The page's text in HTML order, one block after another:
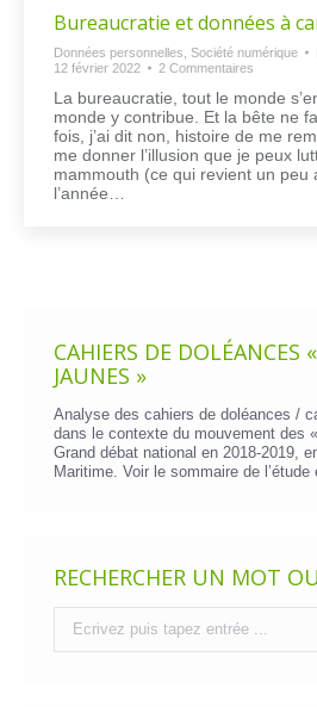
Bureaucratie et données à
Données personnelles Société numérique
12 février 2022
2 Commentaires
La bureaucratie, tout le monde
monde y contribue. Et la bête ne
fois, j’ai dit non, histoire de me
me donner l’illusion que je peux
mammouth (ce qui revient un peu
l’année…
CAHIERS DE DOLÉANCES
JAUNES »
Analyse des cahiers de doléances /
dans le contexte du mouvement des
Grand débat national en 2018-2019,
Maritime. Voir le sommaire de l’étude
RECHERCHER UN MOT